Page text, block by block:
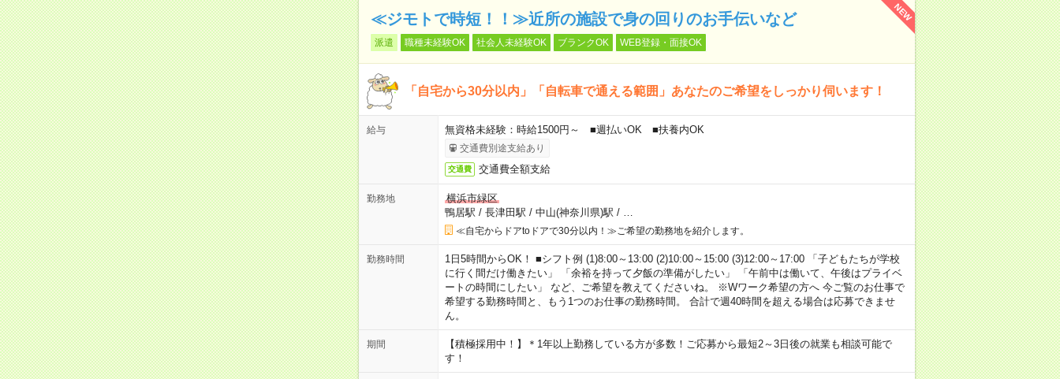
NEW
≪ジモトで時短！！≫近所の施設で身の回りのお手伝いなど
派遣 職種未経験OK 社会人未経験OK ブランクOK WEB登録・面接OK
「自宅から30分以内」「自転車で通える範囲」あなたのご希望をしっかり伺います！
給与 無資格未経験：時給1500円～ ■週払いOK ■扶養内OK
交通費別途支給あり
交通費 交通費全額支給
勤務地
横浜市緑区
鴨居駅 / 長津田駅 / 中山(神奈川県)駅 /
≪自宅からドアtoドアで30分以内！≫ご希望の勤務地を紹介します。
勤務時間
1日5時間からOK！ ■シフト例 (1)8:00～13:00 (2)10:00～15:00 (3)12:00～17:00 「子どもたちが学校
に行く間だけ働きたい」 「余裕を持って夕飯の準備がしたい」 「午前中は働いて、午後はプライベ
ートの時間にしたい」 など、ご希望を教えてくださいね。 ※Wワーク希望の方へ 今ご覧のお仕事で
希望する勤務時間と、もう1つのお仕事の勤務時間。 合計で週40時間を超える場合は応募できませ
ん。
期間
【積極採用中！】＊1年以上勤務している方が多数！ご応募から最短2～3日後の就業も相談可能で
す！